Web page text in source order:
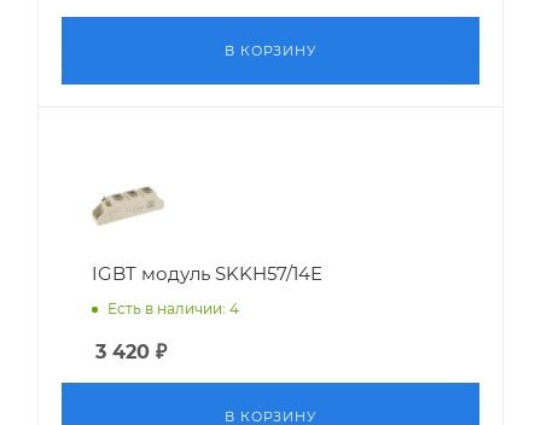
В КОРЗИНУ
IGBT модуль SKKH57/14E
Есть в наличии: 4
3 420 ₽
В КОРЗИНУ